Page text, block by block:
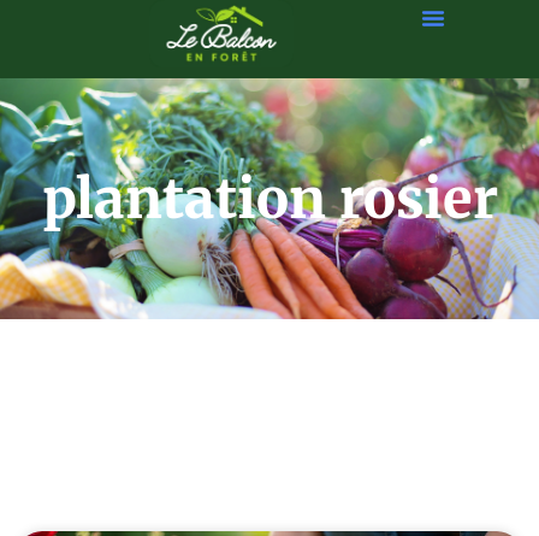
plantation rosier